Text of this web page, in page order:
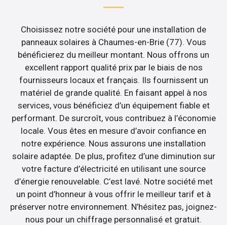
Choisissez notre société pour une installation de
panneaux solaires à Chaumes-en-Brie (77). Vous
bénéficierez du meilleur montant. Nous offrons un
excellent rapport qualité prix par le biais de nos
fournisseurs locaux et français. Ils fournissent un
matériel de grande qualité. En faisant appel à nos
services, vous bénéficiez d’un équipement fiable et
performant. De surcroît, vous contribuez à l’économie
locale. Vous êtes en mesure d’avoir confiance en
notre expérience. Nous assurons une installation
solaire adaptée. De plus, profitez d’une diminution sur
votre facture d’électricité en utilisant une source
d’énergie renouvelable. C’est lavé. Notre société met
un point d’honneur à vous offrir le meilleur tarif et à
préserver notre environnement. N’hésitez pas, joignez-
nous pour un chiffrage personnalisé et gratuit.